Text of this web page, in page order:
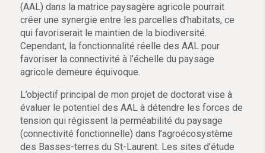
(AAL) dans la matrice paysagère agricole pourrait
créer une synergie entre les parcelles d’habitats, ce
qui favoriserait le maintien de la biodiversité.
Cependant, la fonctionnalité réelle des AAL pour
favoriser la connectivité à l’échelle du paysage
agricole demeure équivoque.
L’objectif principal de mon projet de doctorat vise à
évaluer le potentiel des AAL à détendre les forces de
tension qui régissent la perméabilité du paysage
(connectivité fonctionnelle) dans l’agroécosystème
des Basses-terres du St-Laurent. Les sites d’étude